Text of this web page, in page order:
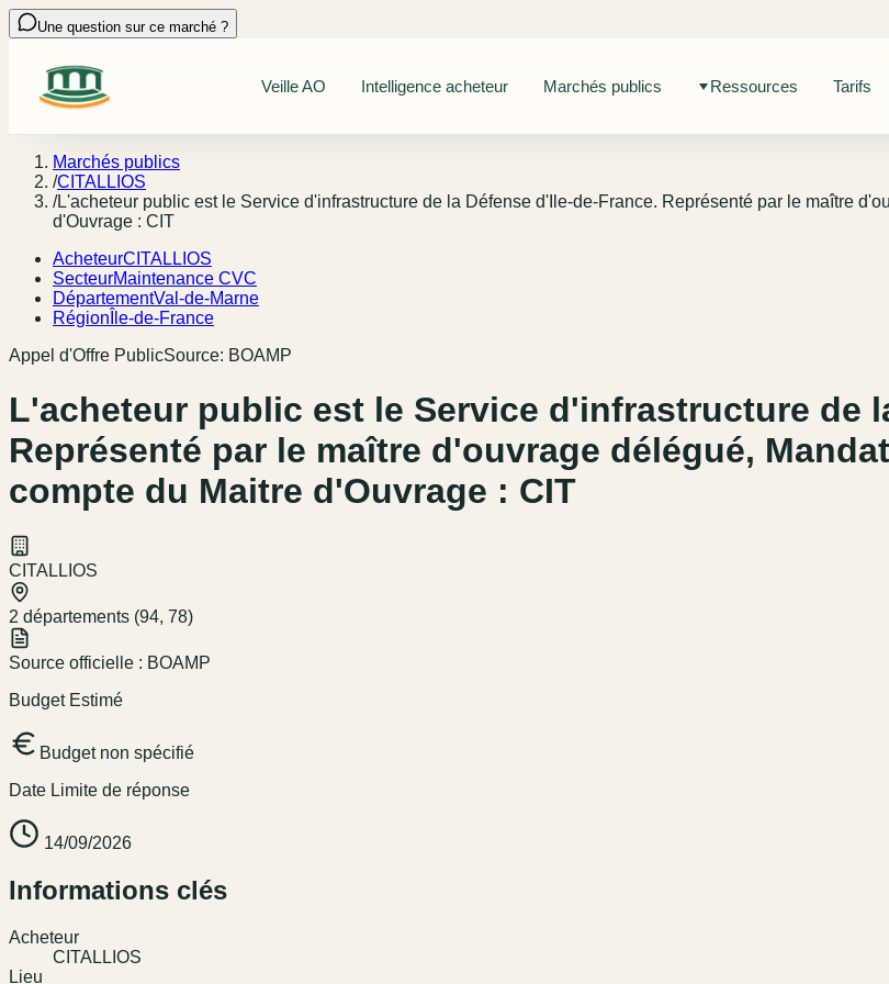
Une question sur ce marché ?
Veille AO Intelligence acheteur Marchés publics Ressources Tarifs
Marchés publics
/CITALLIOS
/L'acheteur public est le Service d'infrastructure de la Défense d'Ile-de-France. Représenté par le maître
d'Ouvrage : CIT
AcheteurCITALLIOS
SecteurMaintenance CVC
DépartementVal-de-Marne
Région Île-de-France
Appel d'Offre PublicSource: BOAMP
L'acheteur public est le Service d'infrastructure de
Représenté par le maître d'ouvrage délégué,
compte du Maitre d'Ouvrage : CIT
CITALLIOS
2 départements (94, 78)
Source officielle : BOAMP
Budget Estimé
Budget non spécifié
Date Limite de réponse
14/09/2026
Informations clés
Acheteur
CITALLIOS
Lieu